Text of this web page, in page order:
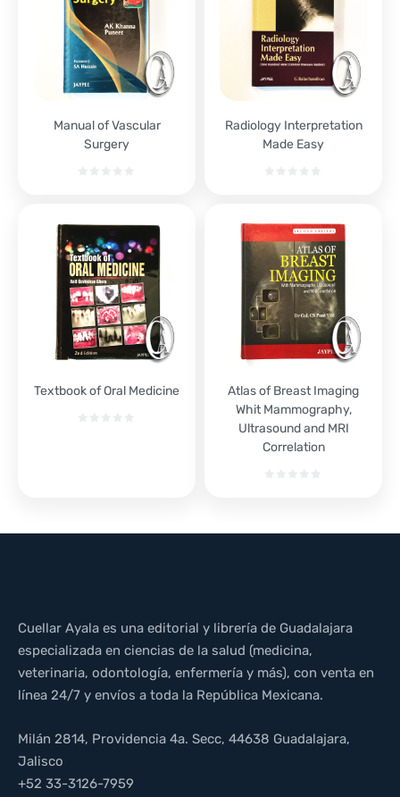
Manual of Vascular
Surgery
Radiology Interpretation
Made Easy
Textbook of Oral Medicine
Atlas of Breast Imaging
Whit Mammography,
Ultrasound and MRI
Correlation
Cuellar Ayala es una editorial y librería de Guadalajara
especializada en ciencias de la salud (medicina,
veterinaria, odontología, enfermería y más), con venta en
línea 24/7 y envíos a toda la República Mexicana.
Milán 2814, Providencia 4a. Secc, 44638 Guadalajara,
Jalisco
+52 33-3126-7959